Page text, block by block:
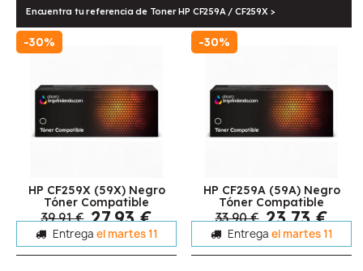
Encuentra tu referencia de Toner HP CF259A / CF259X >
-30%
HP CF259X (59X) Negro
Tóner Compatible
39,91 € 27,93 €
Entrega el martes 11
-30%
HP CF259A (59A) Negro
Tóner Compatible
33,90 € 23,73 €
Entrega el martes 11